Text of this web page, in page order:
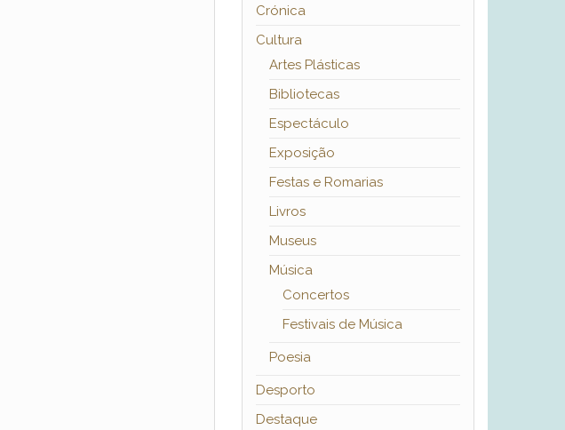
Crónica
Cultura
Artes Plásticas
Bibliotecas
Espectáculo
Exposição
Festas e Romarias
Livros
Museus
Música
Concertos
Festivais de Música
Poesia
Desporto
Destaque